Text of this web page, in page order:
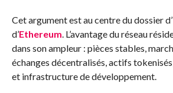
Cet argument est au centre du dossier
d’Ethereum . L’avantage du réseau
dans son ampleur : pièces stables,
échanges décentralisés, actifs
et infrastructure de développement.